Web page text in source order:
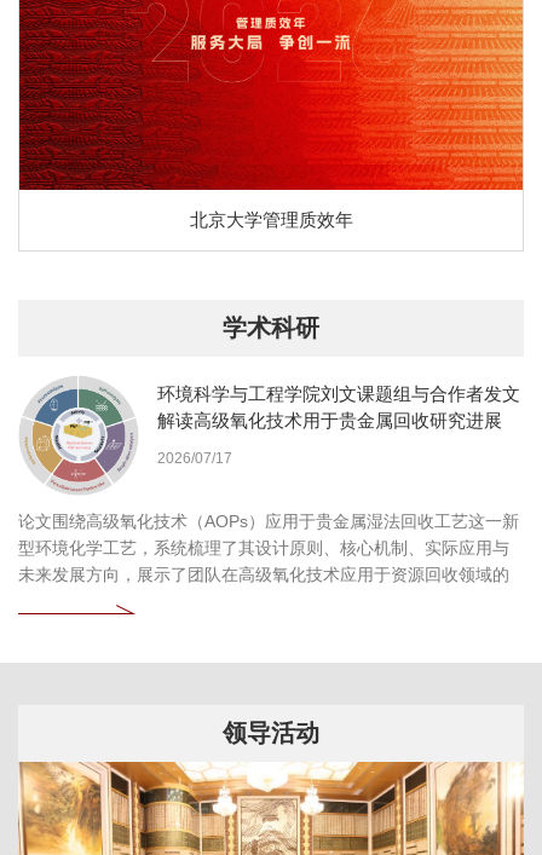
北京大学管理质效年
学术科研
环境科学与工程学院刘文课题组与合作者发文
解读高级氧化技术用于贵金属回收研究进展
2026/07/17
论文围绕高级氧化技术（AOPs）应用于贵金属湿法回收工艺这一新
型环境化学工艺，系统梳理了其设计原则、核心机制、实际应用与
未来发展方向，展示了团队在高级氧化技术应用于资源回收领域的
持续探索和深刻见解。
领导活动